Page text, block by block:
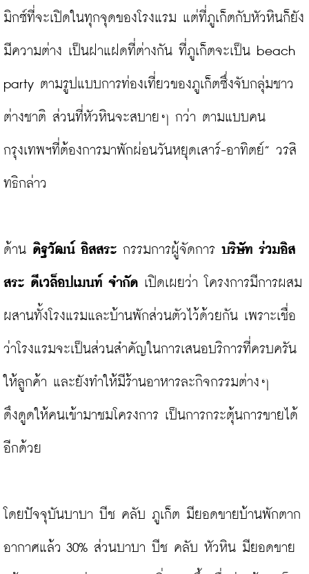
มิกซ์ที่จะเปิดในทุกจุดของโรงแรม แต่ที่ภูเก็ตกับหัวหินก็ยัง
มีความต่าง เป็นฝาแฝดที่ต่างกัน ที่ภูเก็ตจะเป็น beach
party ตามรูปแบบการท่องเที่ยวของภูเก็ตซึ่งจับกลุ่มชาว
ต่างชาติ ส่วนที่หัวหินจะสบายๆ กว่า ตามแบบคน
กรุงเทพฯที่ต้องการมาพักผ่อนวันหยุดเสาร์-อาทิตย์” วรสิ
ทธิกล่าว
ด้าน ดิฐวัฒน์ อิสสระ กรรมการผู้จัดการ บริษัท ร่วมอิส
สระ ดีเวล็อปเมนท์ จำกัด เปิดเผยว่า โครงการมีการผสม
ผสานทั้งโรงแรมและบ้านพักส่วนตัวไว้ด้วยกัน เพราะเชื่อ
ว่าโรงแรมจะเป็นส่วนสำคัญในการเสนอบริการที่ครบครัน
ให้ลูกค้า และยังทำให้มีร้านอาหารละกิจกรรมต่างๆ
ดึงดูดให้คนเข้ามาชมโครงการ เป็นการกระตุ้นการขายได้
อีกด้วย
โดยปัจจุบันบาบา บีช คลับ ภูเก็ต มียอดขายบ้านพักตาก
อากาศแล้ว 30% ส่วนบาบา บีช คลับ หัวหิน มียอดขาย